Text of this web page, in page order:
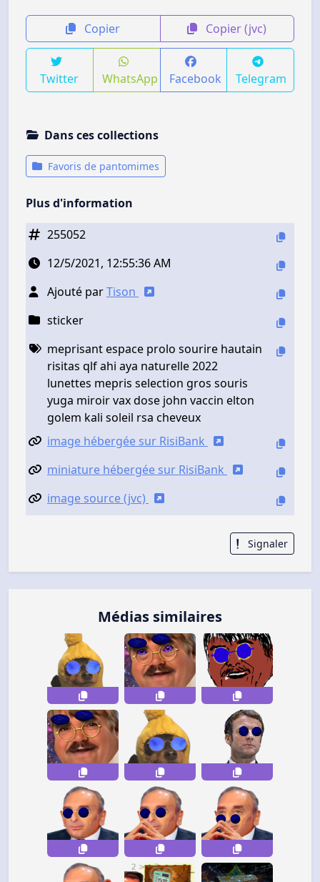
Copier Copier (jvc)
Twitter WhatsApp Facebook Telegram
Dans ces collections
Favoris de pantomimes
Plus d'information
255052
12/5/2021, 12:55:36 AM
Ajouté parTison
sticker
meprisant espace prolo sourire hautain
risitas qlf ahi aya naturelle 2022
lunettes mepris selection gros souris
yuga miroir vax dose john vaccin elton
golem kali soleil rsa cheveux
image hébergée sur RisiBank
miniature hébergée sur RisiBank
image source (jvc)
Signaler
Médias similaires